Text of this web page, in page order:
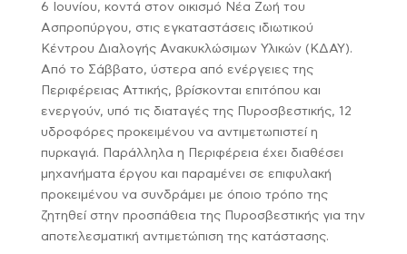
6 Ιουνίου, κοντά στον οικισμό Νέα Ζωή του
Ασπροπύργου, στις εγκαταστάσεις ιδιωτικού
Κέντρου Διαλογής Ανακυκλώσιμων Υλικών (ΚΔΑΥ).
Από το Σάββατο, ύστερα από ενέργειες της
Περιφέρειας Αττικής, βρίσκονται επιτόπου και
ενεργούν, υπό τις διαταγές της Πυροσβεστικής, 12
υδροφόρες προκειμένου να αντιμετωπιστεί η
πυρκαγιά. Παράλληλα η Περιφέρεια έχει διαθέσει
μηχανήματα έργου και παραμένει σε επιφυλακή
προκειμένου να συνδράμει με όποιο τρόπο της
ζητηθεί στην προσπάθεια της Πυροσβεστικής για την
αποτελεσματική αντιμετώπιση της κατάστασης.